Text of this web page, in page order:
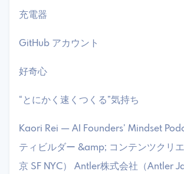
​充電器
​GitHub アカウント
​好奇心
​“とにかく速くつくる”気持ち
​Kaori Rei — AI Founders’ Mindset
ティビルダー &amp; コンテンツクリ
京 SF NYC） ​Antler株式会社（Antler